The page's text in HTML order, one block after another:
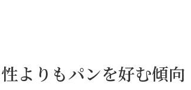
よりもパンを好む傾向